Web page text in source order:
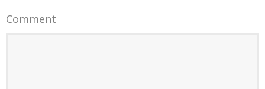
Comment